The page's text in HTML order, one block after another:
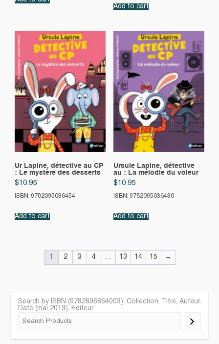
Add to cart
Ur Lapine, détective au CP
: Le mystère des desserts
$10.95
ISBN: 9782095036454
Add to cart
Ursule Lapine, détective
au : La mélodie du voleur
$10.95
ISBN: 9782095036430
Add to cart
2 3 4 … 13 14 15 →
Search by ISBN (9782896864003), Collection, Titre, Auteur,
Date (mai 2013), Editeur